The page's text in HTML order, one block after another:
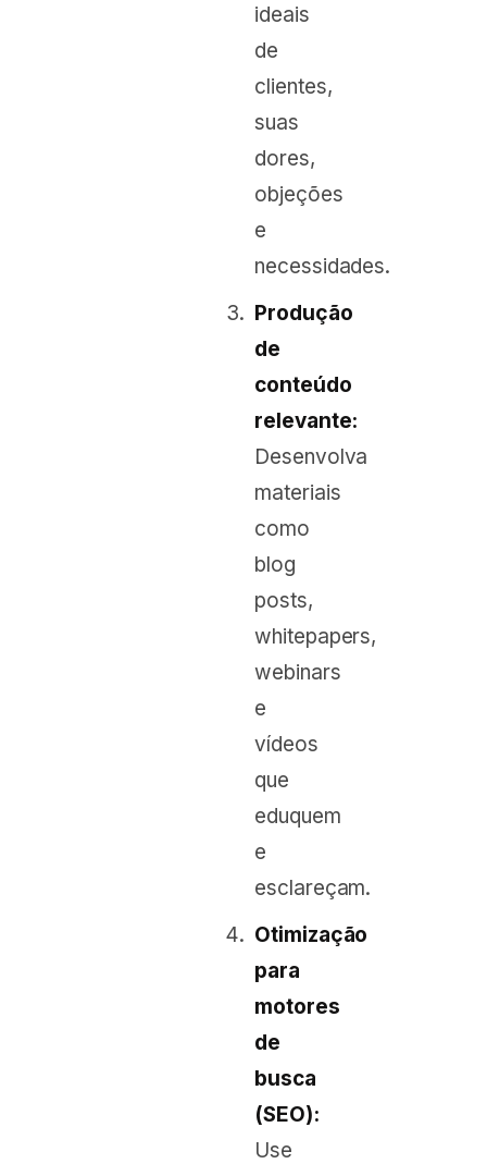
ideais
de
clientes,
suas
dores,
objeções
e
necessidades.
Produção
de
conteúdo
relevante:
Desenvolva
materiais
como
blog
posts,
whitepapers,
webinars
e
vídeos
que
eduquem
e
esclareçam.
Otimização
para
motores
de
busca
(SEO):
Use